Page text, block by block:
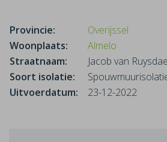
Provincie:
Overijssel
Woonplaats:
Almelo
Straatnaam:
Jacob van
Soort isolatie:
Uitvoerdatum:
23-12-2022